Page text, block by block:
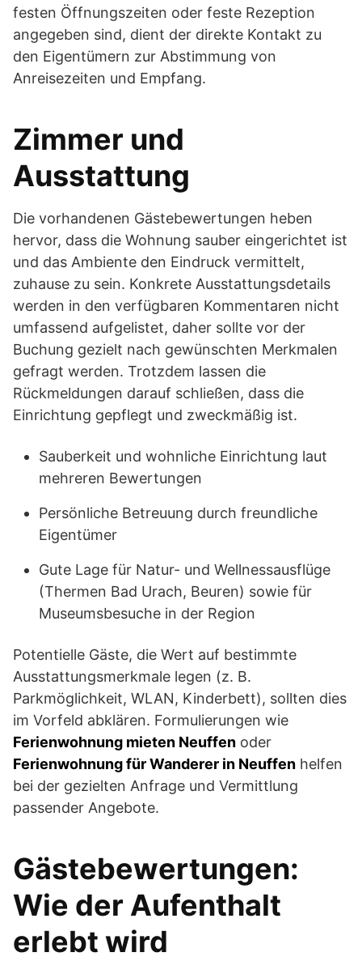
festen Öffnungszeiten oder feste Rezeption
angegeben sind, dient der direkte Kontakt zu
den Eigentümern zur Abstimmung von
Anreisezeiten und Empfang.
Zimmer und
Ausstattung
Die vorhandenen Gästebewertungen heben
hervor, dass die Wohnung sauber eingerichtet ist
und das Ambiente den Eindruck vermittelt,
zuhause zu sein. Konkrete Ausstattungsdetails
werden in den verfügbaren Kommentaren nicht
umfassend aufgelistet, daher sollte vor der
Buchung gezielt nach gewünschten Merkmalen
gefragt werden. Trotzdem lassen die
Rückmeldungen darauf schließen, dass die
Einrichtung gepflegt und zweckmäßig ist.
Sauberkeit und wohnliche Einrichtung laut
mehreren Bewertungen
Persönliche Betreuung durch freundliche
Eigentümer
Gute Lage für Natur- und Wellnessausflüge
(Thermen Bad Urach, Beuren) sowie für
Museumsbesuche in der Region
Potentielle Gäste, die Wert auf bestimmte
Ausstattungsmerkmale legen (z. B.
Parkmöglichkeit, WLAN, Kinderbett), sollten dies
im Vorfeld abklären. Formulierungen wie
Ferienwohnung mieten Neuffen oder
Ferienwohnung für Wanderer in Neuffen helfen
bei der gezielten Anfrage und Vermittlung
passender Angebote.
Gästebewertungen:
Wie der Aufenthalt
erlebt wird